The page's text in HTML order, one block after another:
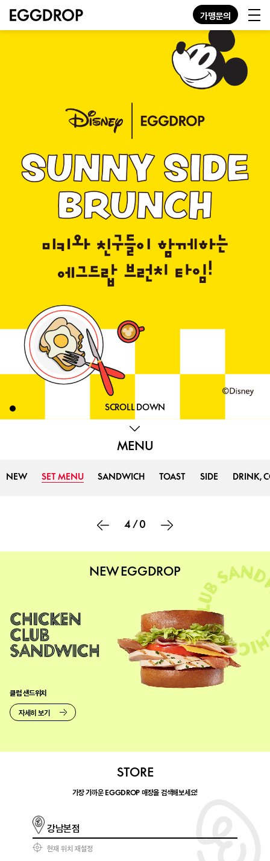
가맹문의
KO EN JP
ABOUT
CONTACT
가맹문의
SCROLL DOWN
MENU
NEW SET MENU SANDWICH TOAST SIDE DRINK,
4 /0
NEW EGGDROP
클럽 샌드위치
자세히 보기
STORE
가장 가까운 EGGDROP 매장을 검색해보세요!
강남본점
현재 위치 재설정